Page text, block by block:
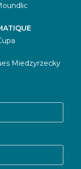
Miedzyrzecky